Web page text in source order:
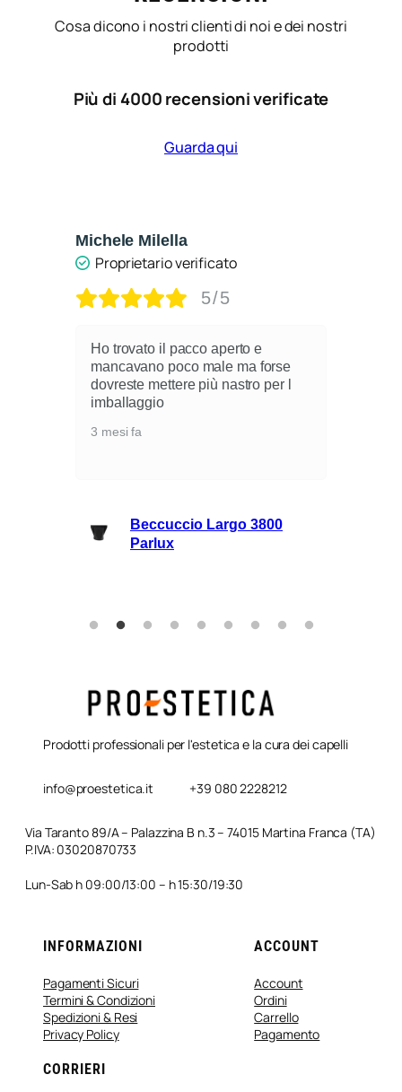
Cosa dicono i nostri clienti di noi e dei nostri
prodotti
Più di 4000 recensioni verificate
Guarda qui
Michele Milella
Proprietario verificato
5/5
Ho trovato il pacco aperto e
mancavano poco male ma forse
dovreste mettere più nastro per l
imballaggio
3 mesi fa
Beccuccio Largo 3800
Parlux
Prodotti professionali per l'estetica e la cura dei capelli
info@proestetica.it +39 080 2228212
Via Taranto 89/A – Palazzina B n.3 – 74015 Martina Franca (TA)
P.IVA: 03020870733
Lun-Sab h 09:00/13:00 – h 15:30/19:30
INFORMAZIONI
Pagamenti Sicuri
Termini & Condizioni
Spedizioni & Resi
Privacy Policy
ACCOUNT
Account
Ordini
Carrello
Pagamento
CORRIERI